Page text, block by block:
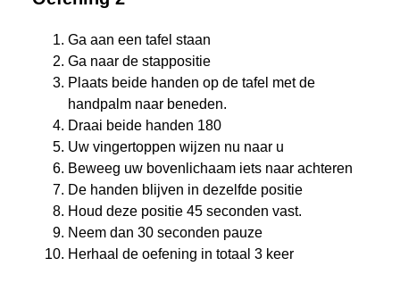
Ga aan een tafel staan
Ga naar de stappositie
Plaats beide handen op de tafel met de
handpalm naar beneden.
Draai beide handen 180
Uw vingertoppen wijzen nu naar u
Beweeg uw bovenlichaam iets naar achteren
De handen blijven in dezelfde positie
Houd deze positie 45 seconden vast.
Neem dan 30 seconden pauze
Herhaal de oefening in totaal 3 keer